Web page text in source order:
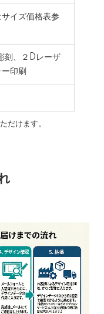
イズ価格表参
刻、２Dレーザ
印刷
だけます。